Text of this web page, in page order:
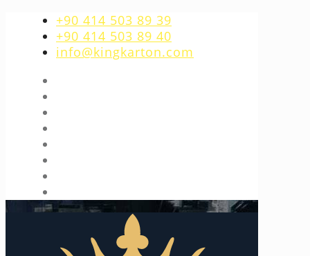
+90 414 503 89 39
+90 414 503 89 40
info@kingkarton.com